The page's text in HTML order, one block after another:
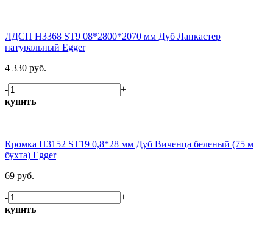
ЛДСП H3368 ST9 08*2800*2070 мм Дуб Ланкастер
натуральный Egger
4 330 руб.
-
+
купить
Кромка H3152 ST19 0,8*28 мм Дуб Виченца беленый (75 м
бухта) Egger
69 руб.
-
+
купить